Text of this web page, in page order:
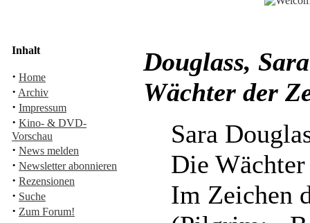
Inhalt
· Home
· Archiv
· Impressum
· Kino- & DVD-
Vorschau
· News melden
· Newsletter abonnieren
· Rezensionen
· Suche
· Zum Forum!
Douglass,
Wächter der
Sara
Die
Im Zeichen